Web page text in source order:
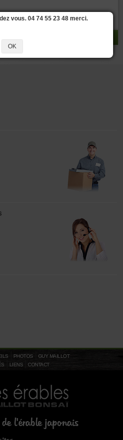
PHOTOS
GUY MAILLOT
LIENS CONTACT
l'érable japonais
vous. 04 74 55 23 48 merci.
OK